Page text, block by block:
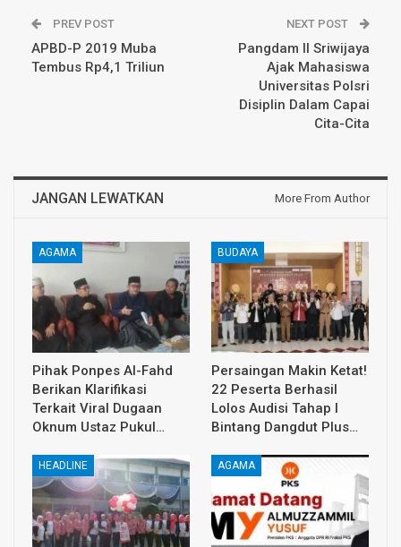
PREV POST
APBD-P 2019 Muba
Tembus Rp4,1 Triliun
NEXT POST
Pangdam II Sriwijaya
Ajak Mahasiswa
Universitas Polsri
Disiplin Dalam Capai
Cita-Cita
JANGAN LEWATKAN More From Author
AGAMA
Pihak Ponpes Al-Fahd
Berikan Klarifikasi
Terkait Viral Dugaan
Oknum Ustaz Pukul…
BUDAYA
Persaingan Makin Ketat!
22 Peserta Berhasil
Lolos Audisi Tahap I
Bintang Dangdut Plus…
HEADLINE AGAMA